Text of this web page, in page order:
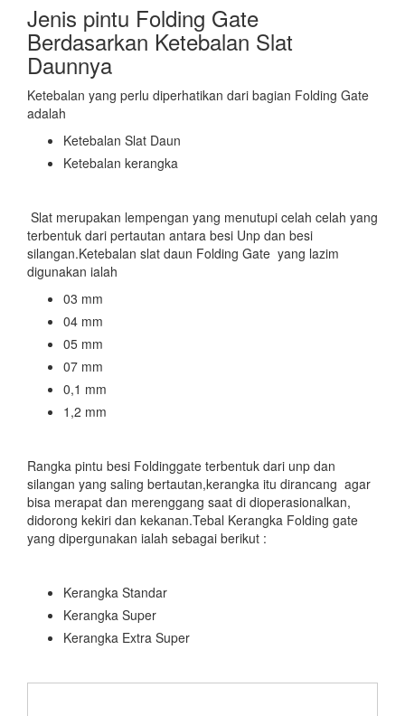
Jenis pintu Folding Gate
Berdasarkan Ketebalan Slat
Daunnya
Ketebalan yang perlu diperhatikan dari bagian Folding Gate
adalah
Ketebalan Slat Daun
Ketebalan kerangka
Slat merupakan lempengan yang menutupi celah celah yang
terbentuk dari pertautan antara besi Unp dan besi
silangan.Ketebalan slat daun Folding Gate yang lazim
digunakan ialah
03 mm
04 mm
05 mm
07 mm
0,1 mm
1,2 mm
Rangka pintu besi Foldinggate terbentuk dari unp dan
silangan yang saling bertautan,kerangka itu dirancang agar
bisa merapat dan merenggang saat di dioperasionalkan,
didorong kekiri dan kekanan.Tebal Kerangka Folding gate
yang dipergunakan ialah sebagai berikut :
Kerangka Standar
Kerangka Super
Kerangka Extra Super